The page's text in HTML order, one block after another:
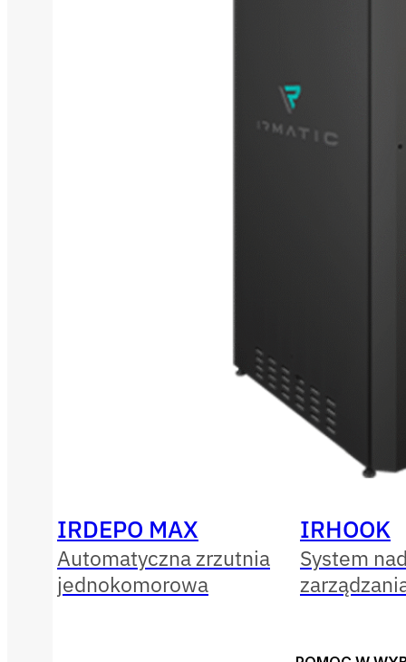
IRDEPO MAX
Automatyczna zrzutnia
jednokomorowa
IRHOOK
System